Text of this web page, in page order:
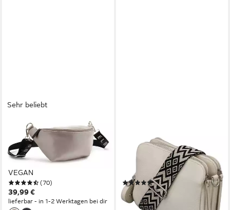
Sehr beliebt
ELBSAND
Bauchtasche Umhängetasche,
Crossbody Bag, Gürteltasche,
Brusttasche, Hüfttasche
VEGAN
(70)
39,99 €
lieferbar - in 1-2 Werktagen bei dir
Schultertasche MARA
Umhängetasche für Damen,
Schultertasche aus Echtleder,
hergestellt in Italien, mit 2
Riemen
(68)
79,90 € 99,90 €
-20%